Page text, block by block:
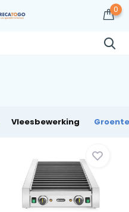
0
Vleesbewerking